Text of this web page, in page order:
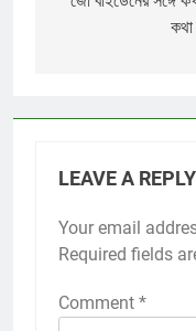
কথা
LEAVE A REPLY
Your email
Required fields
Comment *